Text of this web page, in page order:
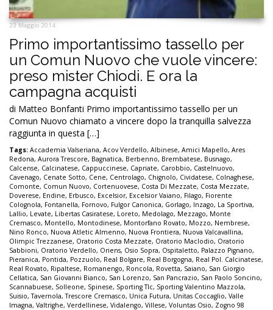
23 Maggio 2014
Primo importantissimo tassello per
un Comun Nuovo che vuole vincere:
preso mister Chiodi. E ora la
campagna acquisti
di Matteo Bonfanti Primo importantissimo tassello per un
Comun Nuovo chiamato a vincere dopo la tranquilla salvezza
raggiunta in questa […]
Tags: Accademia Valseriana, Acov Verdello, Albinese, Amici Mapello, Ares
Redona, Aurora Trescore, Bagnatica, Berbenno, Brembatese, Busnago,
Calcense, Calcinatese, Cappuccinese, Capriate, Carobbio, Castelnuovo,
Cavenago, Cenate Sotto, Cene, Centrolago, Chignolo, Cividatese, Colnaghese,
Comonte, Comun Nuovo, Cortenuovese, Costa Di Mezzate, Costa Mezzate,
Doverese, Endine, Erbusco, Excelsior, Excelsior Vaiano, Filago, Fiorente
Colognola, Fontanella, Fornovo, Fulgor Canonica, Gorlago, Inzago, La Sportiva,
Lallio, Levate, Libertas Casiratese, Loreto, Medolago, Mezzago, Monte
Cremasco, Montello, Montodinese, Montorfano Rovato, Mozzo, Nembrese,
Nino Ronco, Nuova Atletic Almenno, Nuova Frontiera, Nuova Valcavallina,
Olimpic Trezzanese, Oratorio Costa Mezzate, Oratorio Maclodio, Oratorio
Sabbioni, Oratorio Verdello, Oriens, Osio Sopra, Ospitaletto, Palazzo Pignano,
Pieranica, Pontida, Pozzuolo, Real Bolgare, Real Borgogna, Real Pol. Calcinatese,
Real Rovato, Ripaltese, Romanengo, Roncola, Rovetta, Saiano, San Giorgio
Cellatica, San Giovanni Bianco, San Lorenzo, San Pancrazio, San Paolo Soncino,
Scannabuese, Solleone, Spinese, Sporting Tlc, Sporting Valentino Mazzola,
Suisio,Tavernola,Trescore Cremasco, Unica Futura, Unitas Coccaglio, Valle
Imagna, Valtrighe, Verdellinese, Vidalengo, Villese, Voluntas Osio, Zogno 98